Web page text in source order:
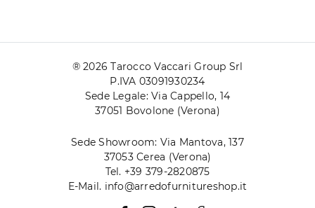
® 2026 Tarocco Vaccari Group Srl
P.IVA 03091930234
Sede Legale: Via Cappello, 14
37051 Bovolone (Verona)
Sede Showroom: Via Mantova, 137
37053 Cerea (Verona)
Tel. +39 379-2820875
E-Mail. info@arredofurnitureshop.it